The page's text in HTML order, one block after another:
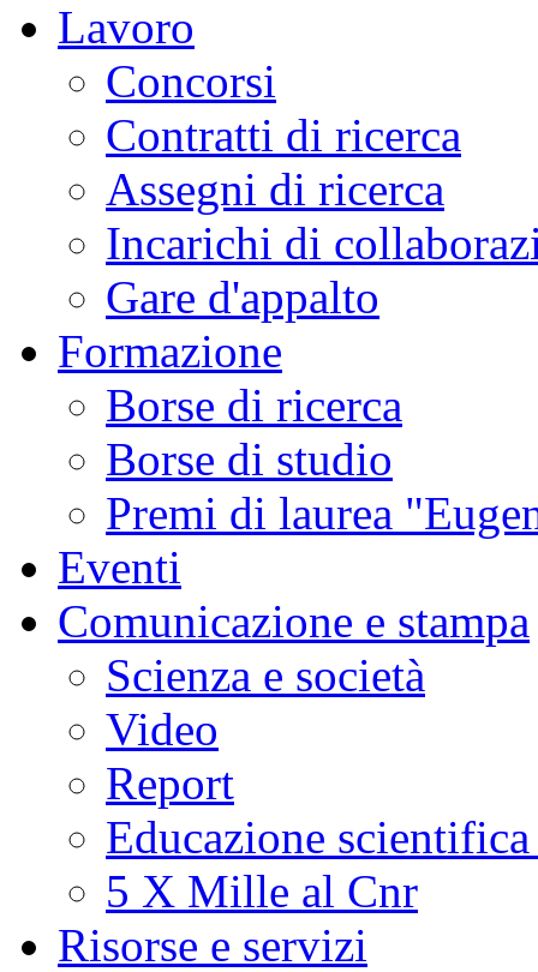
Lavoro
Concorsi
Contratti di ricerca
Assegni di ricerca
Incarichi di
Gare d'appalto
Formazione
Borse di ricerca
Borse di studio
Premi di laurea
Eventi
Comunicazione e stampa
Scienza e società
Video
Report
Educazione
5 X Mille al Cnr
Risorse e servizi